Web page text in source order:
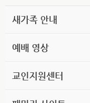
새가족 안내
예배 영상
교인지원센터